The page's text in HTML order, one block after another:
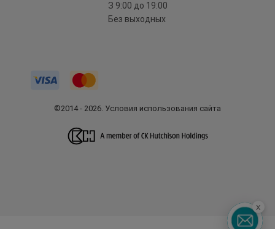
З 9:00 до 19:00
Без выходных
©2014 - 2026. Условия использования сайта
x